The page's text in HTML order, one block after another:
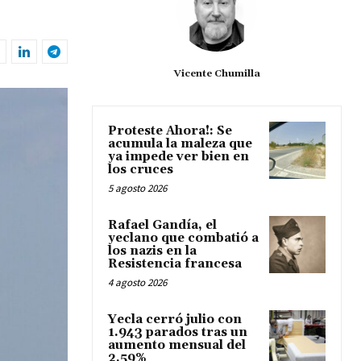
Vicente Chumilla
Proteste Ahora!: Se
acumula la maleza que
ya impede ver bien en
los cruces
5 agosto 2026
Rafael Gandía, el
yeclano que combatió a
los nazis en la
Resistencia francesa
4 agosto 2026
Yecla cerró julio con
1.943 parados tras un
aumento mensual del